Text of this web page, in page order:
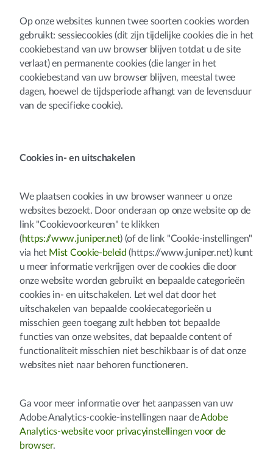
Op onze websites kunnen twee soorten cookies worden
gebruikt: sessiecookies (dit zijn tijdelijke cookies die in het
cookiebestand van uw browser blijven totdat u de site
verlaat) en permanente cookies (die langer in het
cookiebestand van uw browser blijven, meestal twee
dagen, hoewel de tijdsperiode afhangt van de levensduur
van de specifieke cookie).
Cookies in- en uitschakelen
We plaatsen cookies in uw browser wanneer u onze
websites bezoekt. Door onderaan op onze website op de
link "Cookievoorkeuren" te klikken
(https://www.juniper.net) (of de link "Cookie-instellingen"
via het Mist Cookie-beleid (https://www.juniper.net) kunt
u meer informatie verkrijgen over de cookies die door
onze website worden gebruikt en bepaalde categorieën
cookies in- en uitschakelen. Let wel dat door het
uitschakelen van bepaalde cookiecategorieën u
misschien geen toegang zult hebben tot bepaalde
functies van onze websites, dat bepaalde content of
functionaliteit misschien niet beschikbaar is of dat onze
websites niet naar behoren functioneren.
Ga voor meer informatie over het aanpassen van uw
Adobe Analytics-cookie-instellingen naar deAdobe
Analytics-website voor privacyinstellingen voor de
browser.